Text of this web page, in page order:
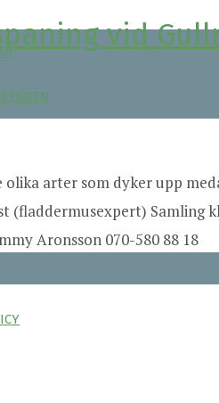
vid
arter som dyker upp
(fladdermusexpert) Samling
Aronsson 070-580 88 18